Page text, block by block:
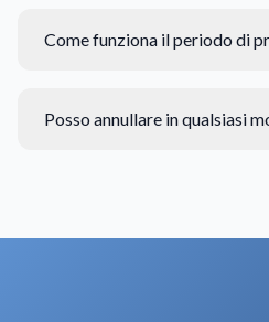
Come funziona il periodo di
Posso annullare in qualsiasi